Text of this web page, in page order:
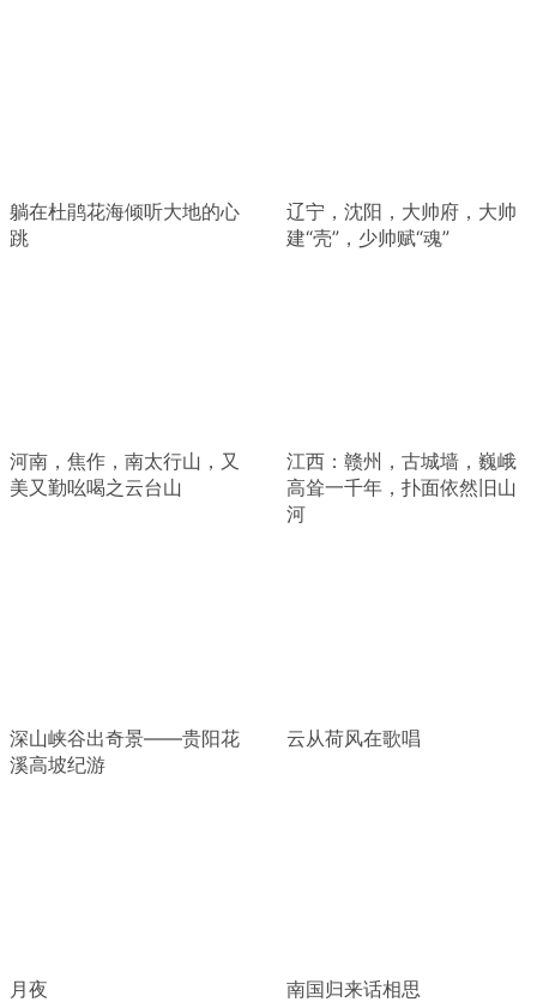
躺在杜鹃花海倾听大地的心
跳
辽宁，沈阳，大帅府，大帅
建“壳”，少帅赋“魂”
河南，焦作，南太行山，又
美又勤吆喝之云台山
江西：赣州，古城墙，巍峨
高耸一千年，扑面依然旧山
河
深山峡谷出奇景——贵阳花
溪高坡纪游
云从荷风在歌唱
月夜 南国归来话相思